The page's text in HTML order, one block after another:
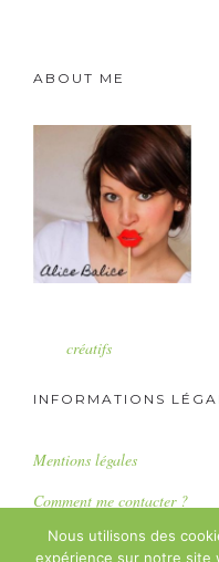
ABOUT ME
créatifs
INFORMATIONS
Mentions légales
Comment me contacter ?
Nous utilisons des
expérience sur notre site